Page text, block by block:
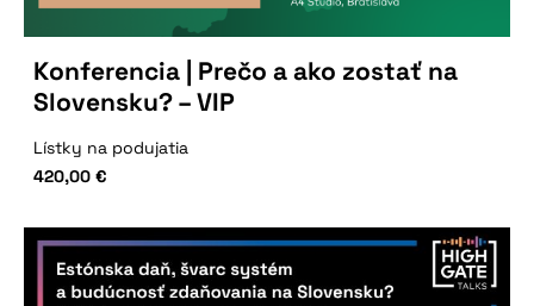
Konferencia | Prečo a ako zostať na
Slovensku? – VIP
Lístky na podujatia
420,00 €